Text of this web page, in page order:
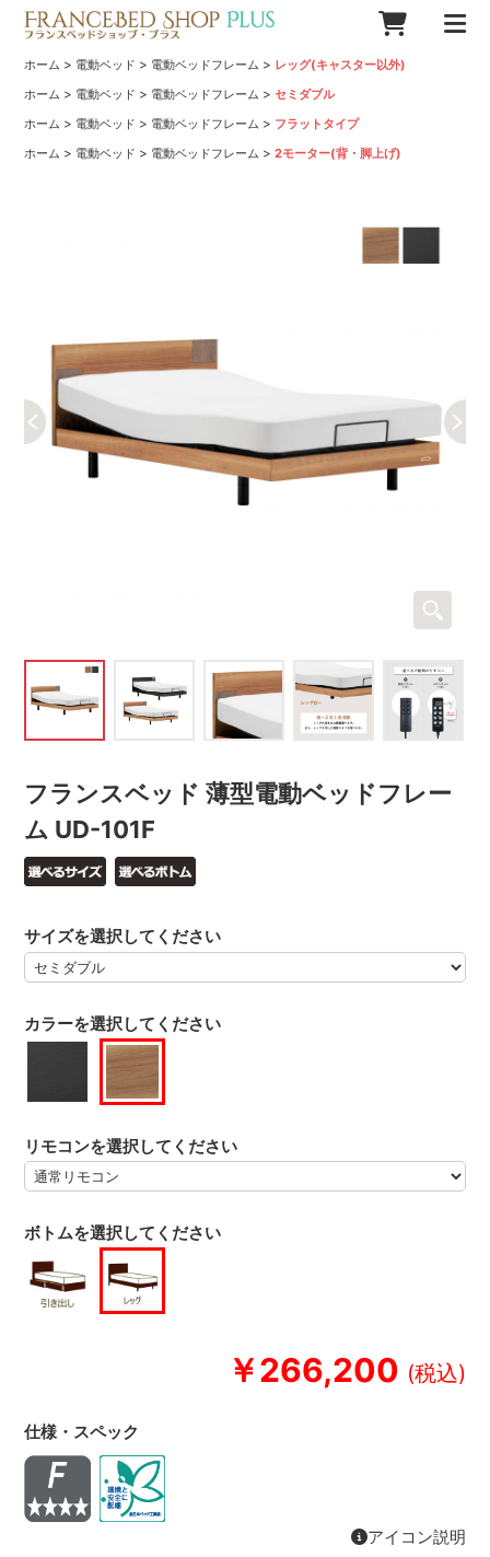
ホーム > 電動ベッド > 電動ベッドフレーム > レッグ(キャスター以外)
ホーム > 電動ベッド > 電動ベッドフレーム >セミダブル
ホーム > 電動ベッド > 電動ベッドフレーム > フラットタイプ
ホーム > 電動ベッド > 電動ベッドフレーム >2モーター(背・脚上げ)
フランスベッド 薄型電動ベッドフレー
ム UD-101F
￥266,200
カラーを選択してください
サイズを選択してください
リモコンを選択してください
ボトムを選択してください
仕様・スペック
アイコン説明